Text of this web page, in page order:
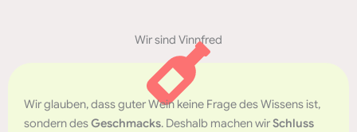
Wir sind Vinnfred
Wir glauben, dass guter Wein keine Frage des Wissens ist,
sondern desGeschmacks. Deshalb machen wirSchluss